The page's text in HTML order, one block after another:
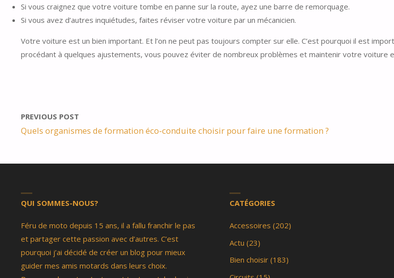
Si vous craignez que votre voiture tombe en panne sur la route, ayez une barre de remorquage.
Si vous avez d’autres inquiétudes, faites réviser votre voiture par un mécanicien.
Votre voiture est un bien important. Et l’on ne peut pas toujours compter sur elle. C’est pourquoi il est
procédant à quelques ajustements, vous pouvez éviter de nombreux problèmes et maintenir votre voiture
PREVIOUS POST
Quels organismes de formation éco-conduite choisir pour faire une formation ?
QUI SOMMES-NOUS?
Féru de moto depuis 15 ans, il a fallu franchir le pas
et partager cette passion avec d’autres. C’est
pourquoi j’ai décidé de créer un blog pour mieux
guider mes amis motards dans leurs choix.
CATÉGORIES
Accessoires (202)
Actu (23)
Bien choisir(183)